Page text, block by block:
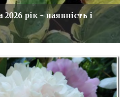
рік - наявність і